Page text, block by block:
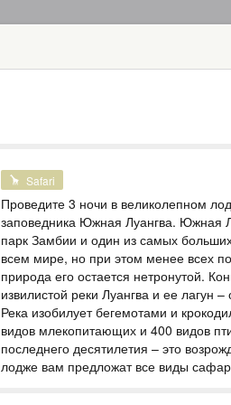
ТУР НА
ЗАМБИЯ
В программу
питание
водопад
выбранной
Самые
ТУР НА
Safari
Проведите 3 ночи в великолепном
заповедника Южная Луангва. Южная
парк Замбии и один из самых
всем мире, но при этом менее всех
природа его остается нетронутой.
извилистой реки Луангва и ее лагун
Река изобилует бегемотами и
видов млекопитающих и 400 видов
последнего десятилетия – это
лодже вам предложат все виды